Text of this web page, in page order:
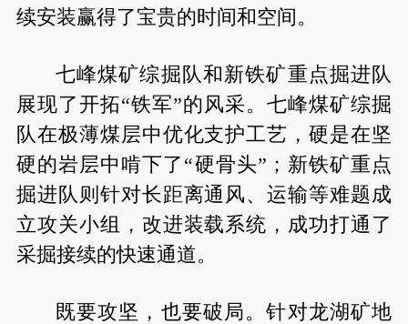
续安装赢得了宝贵的时间和空间。
七峰煤矿综掘队和新铁矿重点掘进队
展现了开拓“铁军”的风采。七峰煤矿综掘
队在极薄煤层中优化支护工艺，硬是在坚
硬的岩层中啃下了“硬骨头”；新铁矿重点
掘进队则针对长距离通风、运输等难题成
立攻关小组，改进装载系统，成功打通了
采掘接续的快速通道。
既要攻坚，也要破局。针对龙湖矿地